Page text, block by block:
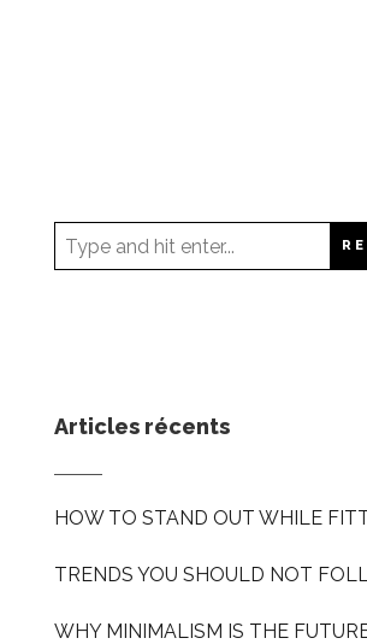
Articles récents
HOW TO STAND OUT WHILE
TRENDS YOU SHOULD NOT
WHY MINIMALISM IS THE